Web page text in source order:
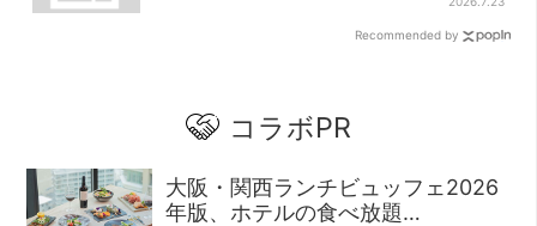
Recommended by
コラボPR
大阪・関西ランチビュッフェ2026
年版、ホテルの食べ放題…